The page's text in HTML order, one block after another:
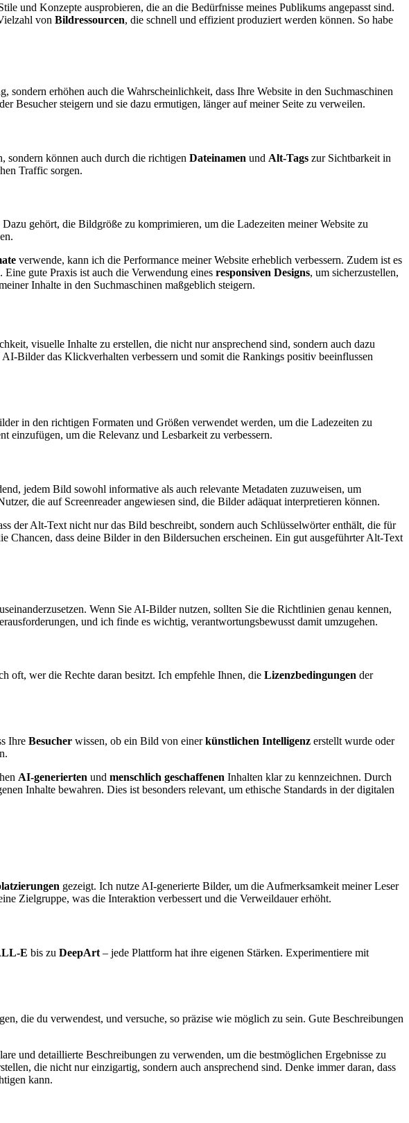
und Konzepte ausprobieren, die an die Bedürfnisse meines Publikums angepasst sind.
von Bildressourcen, die schnell und effizient produziert werden können. So habe
sondern erhöhen auch die Wahrscheinlichkeit, dass Ihre Website in den Suchmaschinen
Besucher steigern und sie dazu ermutigen, länger auf meiner Seite zu verweilen.
sondern können auch durch die richtigen Dateinamen und Alt-Tags zur Sichtbarkeit in
Traffic sorgen.
gehört, die Bildgröße zu komprimieren, um die Ladezeiten meiner Website zu
verwende, kann ich die Performance meiner Website erheblich verbessern. Zudem ist es
gute Praxis ist auch die Verwendung eines responsiven Designs, um sicherzustellen,
Inhalte in den Suchmaschinen maßgeblich steigern.
visuelle Inhalte zu erstellen, die nicht nur ansprechend sind, sondern auch dazu
Bilder das Klickverhalten verbessern und somit die Rankings positiv beeinflussen
in den richtigen Formaten und Größen verwendet werden, um die Ladezeiten zu
einzufügen, um die Relevanz und Lesbarkeit zu verbessern.
jedem Bild sowohl informative als auch relevante Metadaten zuzuweisen, um
die auf Screenreader angewiesen sind, die Bilder adäquat interpretieren können.
der Alt-Text nicht nur das Bild beschreibt, sondern auch Schlüsselwörter enthält, die für
dass deine Bilder in den Bildersuchen erscheinen. Ein gut ausgeführter Alt-Text
Wenn Sie AI-Bilder nutzen, sollten Sie die Richtlinien genau kennen,
und ich finde es wichtig, verantwortungsbewusst damit umzugehen.
oft, wer die Rechte daran besitzt. Ich empfehle Ihnen, die Lizenzbedingungen der
Ihre Besucher wissen, ob ein Bild von einerkünstlichen Intelligenz erstellt wurde oder
AI-generierten und menschlich geschaffenen Inhalten klar zu kennzeichnen. Durch
Inhalte bewahren. Dies ist besonders relevant, um ethische Standards in der digitalen
gezeigt. Ich nutze AI-generierte Bilder, um die Aufmerksamkeit meiner Leser
Zielgruppe, was die Interaktion verbessert und die Verweildauer erhöht.
E bis zu DeepArt – jede Plattform hat ihre eigenen Stärken. Experimentiere mit
die du verwendest, und versuche, so präzise wie möglich zu sein. Gute Beschreibungen
und detaillierte Beschreibungen zu verwenden, um die bestmöglichen Ergebnisse zu
die nicht nur einzigartig, sondern auch ansprechend sind. Denke immer daran, dass
kann.